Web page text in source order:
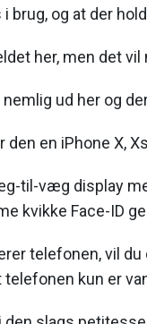
brug, og at der
her, men det
ud her og
den en iPhone X,
til-væg display
kvikke Face-ID
telefonen, vil
telefonen kun er